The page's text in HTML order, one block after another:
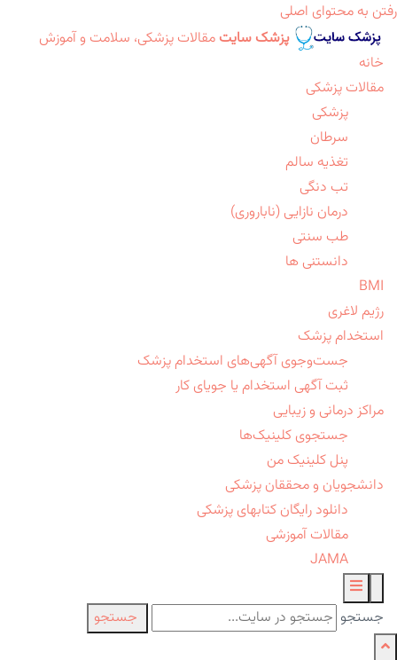
رفتن به محتوای اصلی
پزشک سایت مقالات پزشکی، سلامت و آموزش
خانه
مقالات پزشکی
پزشکی
سرطان
تغذیه سالم
تب دنگی
درمان نازایی (ناباروری)
طب سنتی
دانستنی ها
BMI
رژیم لاغری
استخدام پزشک
جست‌وجوی آگهی‌های استخدام پزشک
ثبت آگهی استخدام یا جویای کار
مراکز درمانی و زیبایی
جستجوی کلینیک‌ها
پنل کلینیک من
دانشجویان و محققان پزشکی
دانلود رایگان کتابهای پزشکی
مقالات آموزشی
JAMA
جستجو جستجو